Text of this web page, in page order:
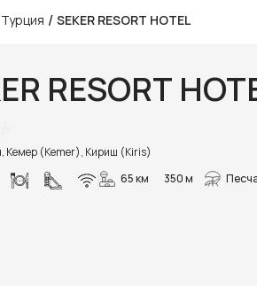
Турция / SEKER RESORT HOTEL
RESORT
Кемер (Kemer), Кириш (Kiris)
65 км
350 м